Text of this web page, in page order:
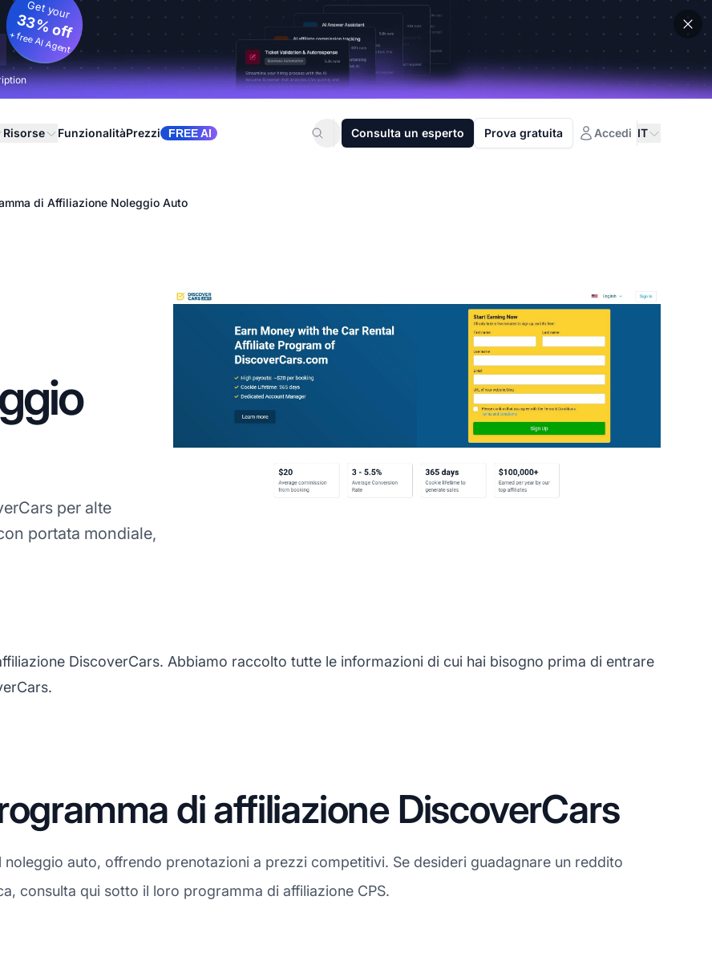
Get your
33% off
+ free AI Agent
Risorse FunzionalitàPrezzi FREE AI Consulta un esperto Prova gratuita Accedi IT
di Affiliazione Noleggio Auto
per alte
portata mondiale,
DiscoverCars. Abbiamo raccolto tutte le informazioni di cui hai bisogno prima di entrare
di affiliazione DiscoverCars
auto, offrendo prenotazioni a prezzi competitivi. Se desideri guadagnare un reddito
consulta qui sotto il loro programma di affiliazione CPS.